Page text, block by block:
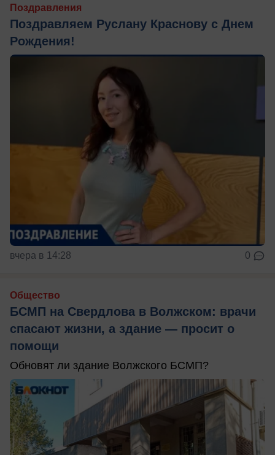
Поздравления
Поздравляем Руслану Краснову с Днем
Рождения!
вчера в 14:28 0
Общество
БСМП на Свердлова в Волжском: врачи
спасают жизни, а здание — просит о
помощи
Обновят ли здание Волжского БСМП?